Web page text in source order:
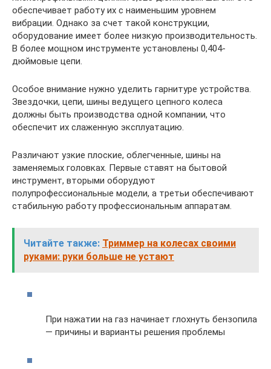
обеспечивает работу их с наименьшим уровнем
вибрации. Однако за счет такой конструкции,
оборудование имеет более низкую производительность.
В более мощном инструменте установлены 0,404-
дюймовые цепи.
Особое внимание нужно уделить гарнитуре устройства.
Звездочки, цепи, шины ведущего цепного колеса
должны быть производства одной компании, что
обеспечит их слаженную эксплуатацию.
Различают узкие плоские, облегченные, шины на
заменяемых головках. Первые ставят на бытовой
инструмент, вторыми оборудуют
полупрофессиональные модели, а третьи обеспечивают
стабильную работу профессиональным аппаратам.
Читайте также: Триммер на колесах своими
руками: руки больше не устают
При нажатии на газ начинает глохнуть бензопила
— причины и варианты решения проблемы